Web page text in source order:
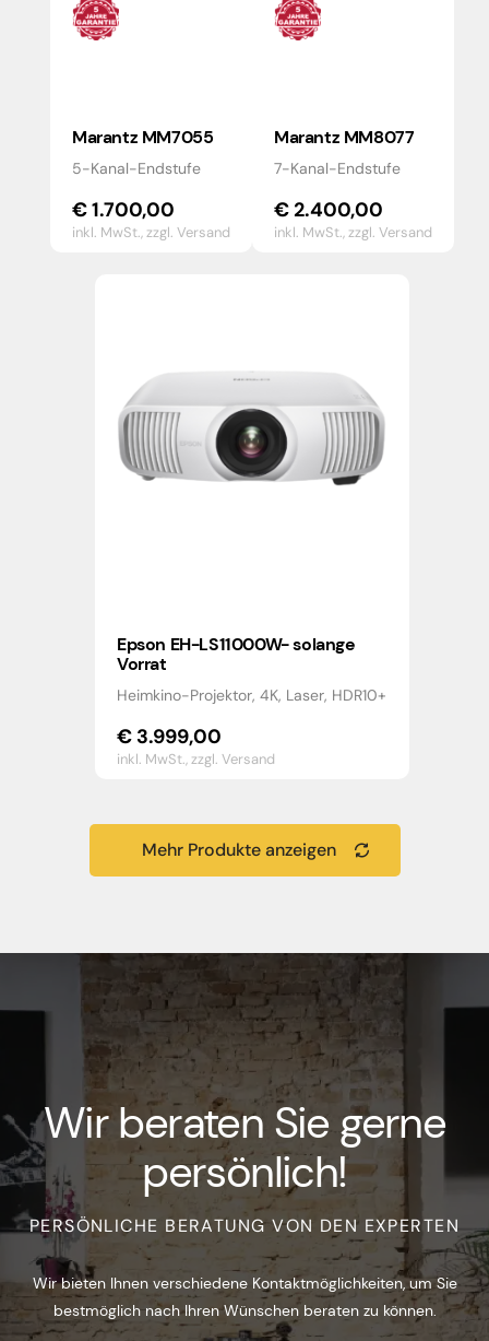
Marantz MM7055
5-Kanal-Endstufe
€1.700,00
inkl. MwSt.,zzgl. Versand
Marantz MM8077
7-Kanal-Endstufe
€2.400,00
inkl. MwSt.,zzgl. Versand
Epson EH-LS11000W- solange
Vorrat
Heimkino-Projektor, 4K, Laser, HDR10+
€ 3.999,00
inkl. MwSt.,zzgl. Versand
Mehr Produkte anzeigen
Wir beraten Sie gerne
persönlich!
PERSÖNLICHE BERATUNG VON DEN EXPERTEN
Wir bieten Ihnen verschiedene Kontaktmöglichkeiten, um Sie
bestmöglich nach Ihren Wünschen beraten zu können.